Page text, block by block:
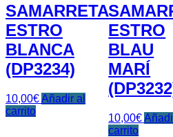
SAMARRETA
ESTRO
BLANCA
(DP3234)
10,00€Añadir al
carrito
ESTRO
BLAU
MARÍ
10,00€
carrito